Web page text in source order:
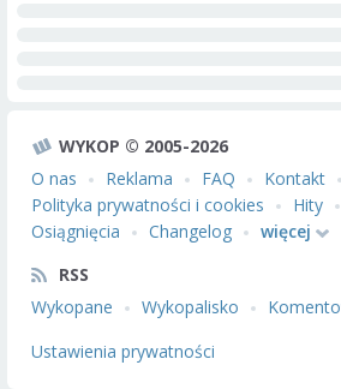
WYKOP © 2005-2026
O nas
Reklama FAQ Kontakt
Polityka prywatności i cookies
Hity
Osiągnięcia
Changelog
więcej
RSS
Wykopane
Wykopalisko
Ustawienia prywatności